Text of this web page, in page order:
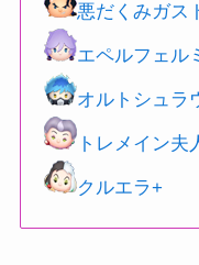
悪だくみガス
エペルフェル
オルトシュラ
トレメイン夫
クルエラ+